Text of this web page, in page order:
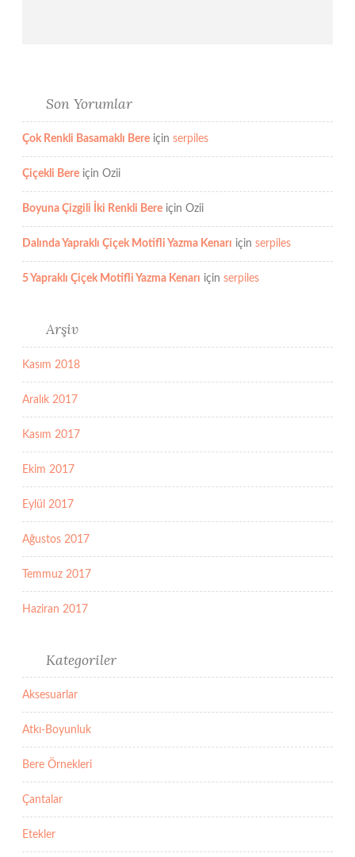
Son Yorumlar
Çok Renkli Basamaklı Bere için serpiles
Çiçekli Bere için Ozii
Boyuna Çizgili İki Renkli Bere için Ozii
Dalında Yapraklı Çiçek Motifli Yazma Kenarı için serpiles
5 Yapraklı Çiçek Motifli Yazma Kenarı için serpiles
Arşiv
Kasım 2018
Aralık 2017
Kasım 2017
Ekim 2017
Eylül 2017
Ağustos 2017
Temmuz 2017
Haziran 2017
Kategoriler
Aksesuarlar
Atkı-Boyunluk
Bere Örnekleri
Çantalar
Etekler